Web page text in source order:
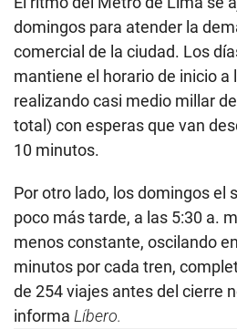
domingos para atender la
comercial de la ciudad. Los
mantiene el horario de inicio a
realizando casi medio millar
total) con esperas que van
10 minutos.
Por otro lado, los domingos el
poco más tarde, a las 5:30 a.
menos constante, oscilando
minutos por cada tren,
de 254 viajes antes del cierre
informa Líbero.